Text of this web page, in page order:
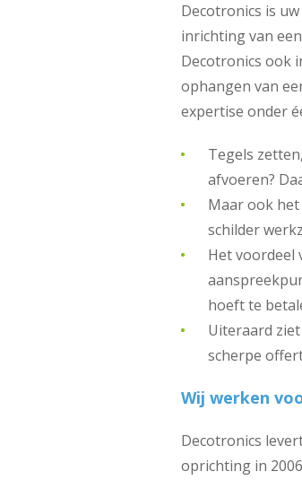
Decotronics is
inrichting van
Decotronics ook
ophangen van
expertise onder
Tegels
afvoeren?
Maar ook
schilder
Het voordeel
hoeft te
Uiteraard
scherpe
Wij werken
Decotronics
oprichting in